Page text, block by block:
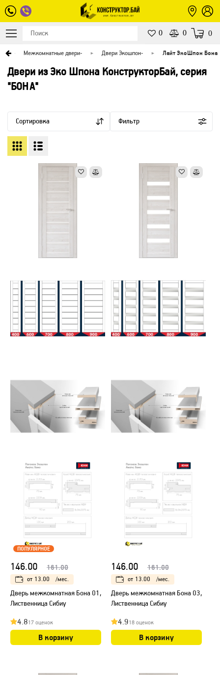
0 0 0
Межкомнатные двери- Двери Экошпон- Лайт ЭкоШпон Бона
Двери из Эко Шпона КонструкторБай, серия
"БОНА"
Сортировка Фильтр
ПОПУЛЯРНОЕ
146.00 161.00
от 13.00 /мес.
Дверь межкомнатная Бона 01,
Лиственница Сибиу
4.817 оценок
В корзину
146.00 161.00
от 13.00 /мес.
Дверь межкомнатная Бона 03,
Лиственница Сибиу
4.918 оценок
В корзину